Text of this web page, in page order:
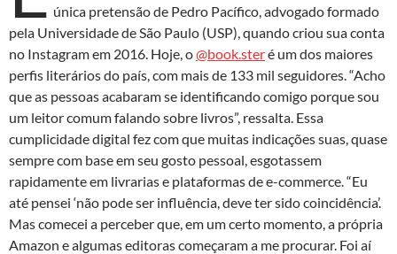
única pretensão de Pedro Pacífico, advogado formado
pela Universidade de São Paulo (USP), quando criou sua conta
no Instagram em 2016. Hoje, o@book.steré um dos maiores
perfis literários do país, com mais de 133 mil seguidores. “Acho
que as pessoas acabaram se identificando comigo porque sou
um leitor comum falando sobre livros”, ressalta. Essa
cumplicidade digital fez com que muitas indicações suas, quase
sempre com base em seu gosto pessoal, esgotassem
rapidamente em livrarias e plataformas de e-commerce. “Eu
até pensei ‘não pode ser influência, deve ter sido coincidência’.
Mas comecei a perceber que, em um certo momento, a própria
Amazon e algumas editoras começaram a me procurar. Foi aí